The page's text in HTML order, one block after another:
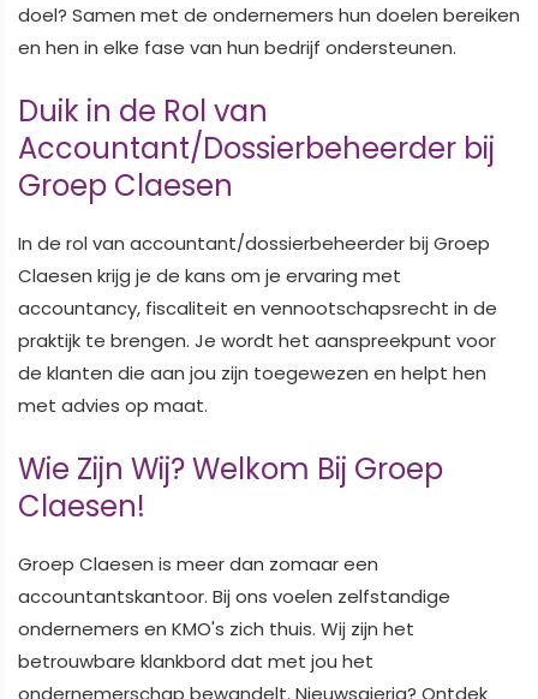
doel? Samen met de ondernemers hun doelen bereiken
en hen in elke fase van hun bedrijf ondersteunen.
Duik in de Rol van
Accountant/Dossierbeheerder bij
Groep Claesen
In de rol van accountant/dossierbeheerder bij Groep
Claesen krijg je de kans om je ervaring met
accountancy, fiscaliteit en vennootschapsrecht in de
praktijk te brengen. Je wordt het aanspreekpunt voor
de klanten die aan jou zijn toegewezen en helpt hen
met advies op maat.
Wie Zijn Wij? Welkom Bij Groep
Claesen!
Groep Claesen is meer dan zomaar een
accountantskantoor. Bij ons voelen zelfstandige
ondernemers en KMO's zich thuis. Wij zijn het
betrouwbare klankbord dat met jou het
ondernemerschap bewandelt. Nieuwsgierig? Ontdek